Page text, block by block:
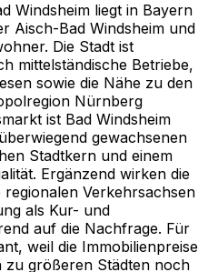
Windsheim liegt in Bayern
Aisch-Bad Windsheim und
Die Stadt ist
mittelständische Betriebe,
sowie die Nähe zu den
Nürnberg
ist Bad Windsheim
gewachsenen
Stadtkern und einem
Ergänzend wirken die
Verkehrsachsen
als Kur- und
auf die Nachfrage. Für
weil die Immobilienpreise
zu größeren Städten noch